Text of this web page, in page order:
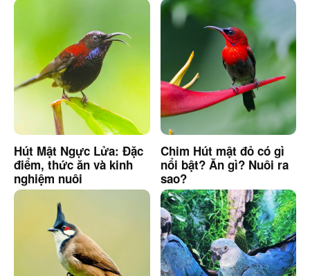
Hút Mật Ngực Lửa: Đặc
điểm, thức ăn và kinh
nghiệm nuôi
Chim Hút mật đỏ có gì
nổi bật? Ăn gì? Nuôi ra
sao?